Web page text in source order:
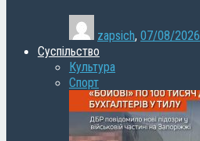
zapsich, 07/08/2026
Суспільство
Культура
Спорт